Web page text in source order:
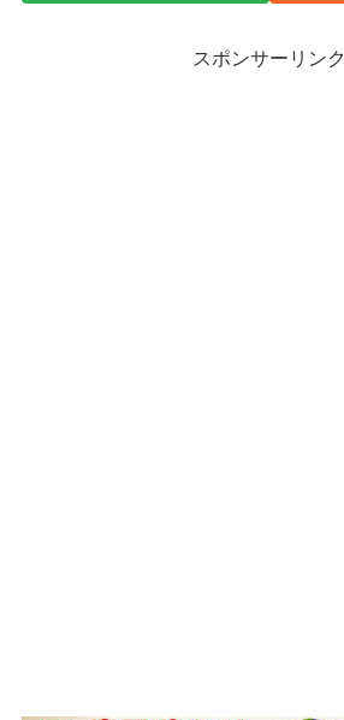
スポンサーリンク